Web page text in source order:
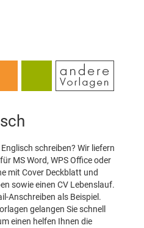
schreiben? Wir liefern
MS Word, WPS Office oder
mit Cover Deckblatt und
sowie einen CV Lebenslauf.
Anschreiben als Beispiel.
gelangen Sie schnell
einen helfen Ihnen die